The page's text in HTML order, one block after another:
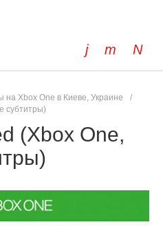
на Xbox One в Киеве, Украине
/
субтитры)
(Xbox One,